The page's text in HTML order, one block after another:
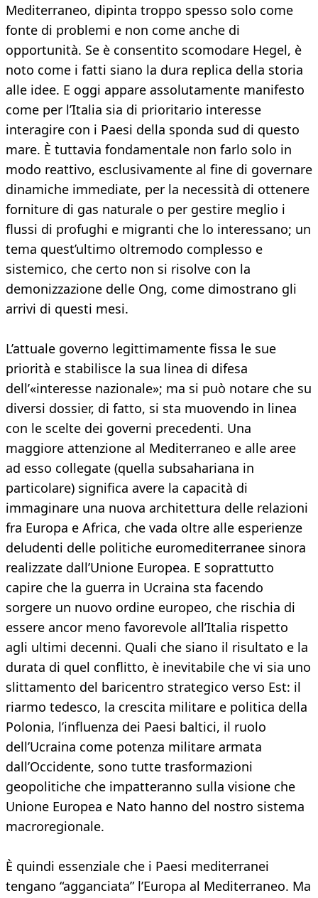
Mediterraneo, dipinta troppo spesso solo come
fonte di problemi e non come anche di
opportunità. Se è consentito scomodare Hegel, è
noto come i fatti siano la dura replica della storia
alle idee. E oggi appare assolutamente manifesto
come per l’Italia sia di prioritario interesse
interagire con i Paesi della sponda sud di questo
mare. È tuttavia fondamentale non farlo solo in
modo reattivo, esclusivamente al fine di governare
dinamiche immediate, per la necessità di ottenere
forniture di gas naturale o per gestire meglio i
flussi di profughi e migranti che lo interessano; un
tema quest’ultimo oltremodo complesso e
sistemico, che certo non si risolve con la
demonizzazione delle Ong, come dimostrano gli
arrivi di questi mesi.
L’attuale governo legittimamente fissa le sue
priorità e stabilisce la sua linea di difesa
dell’«interesse nazionale»; ma si può notare che su
diversi dossier, di fatto, si sta muovendo in linea
con le scelte dei governi precedenti. Una
maggiore attenzione al Mediterraneo e alle aree
ad esso collegate (quella subsahariana in
particolare) significa avere la capacità di
immaginare una nuova architettura delle relazioni
fra Europa e Africa, che vada oltre alle esperienze
deludenti delle politiche euromediterranee sinora
realizzate dall’Unione Europea. E soprattutto
capire che la guerra in Ucraina sta facendo
sorgere un nuovo ordine europeo, che rischia di
essere ancor meno favorevole all’Italia rispetto
agli ultimi decenni. Quali che siano il risultato e la
durata di quel conflitto, è inevitabile che vi sia uno
slittamento del baricentro strategico verso Est: il
riarmo tedesco, la crescita militare e politica della
Polonia, l’influenza dei Paesi baltici, il ruolo
dell’Ucraina come potenza militare armata
dall’Occidente, sono tutte trasformazioni
geopolitiche che impatteranno sulla visione che
Unione Europea e Nato hanno del nostro sistema
macroregionale.
È quindi essenziale che i Paesi mediterranei
tengano “agganciata” l’Europa al Mediterraneo. Ma